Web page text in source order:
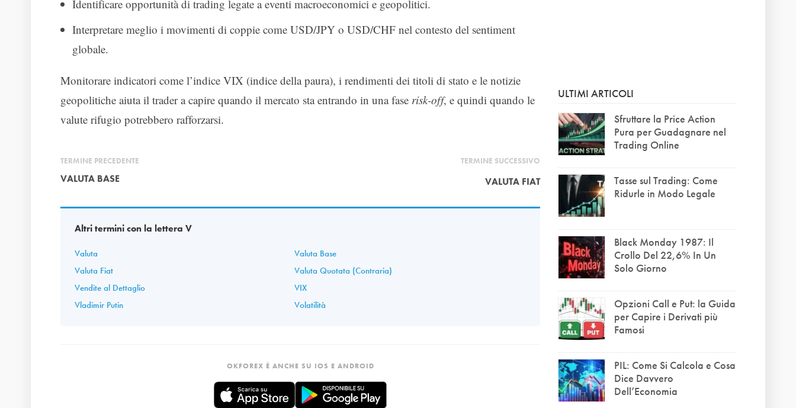
Identificare opportunità di trading legate a eventi macroeconomici e geopolitici.
Interpretare meglio i movimenti di coppie come USD/JPY o USD/CHF nel contesto del sentiment
globale.
Monitorare indicatori come l’indice VIX (indice della paura), i rendimenti dei titoli di stato e le notizie
geopolitiche aiuta il trader a capire quando il mercato sta entrando in una fase risk-off, e quindi quando le
valute rifugio potrebbero rafforzarsi.
TERMINE PRECEDENTE
VALUTA BASE
TERMINE SUCCESSIVO
VALUTA FIAT
Altri termini con la lettera V
Valuta
Valuta Base
Valuta Fiat
Valuta Quotata (Contraria)
Vendite al Dettaglio
VIX
Vladimir Putin
Volatilità
OKFOREX È ANCHE SU IOS E ANDROID
ULTIMI ARTICOLI
Sfruttare la Price Action
Pura per Guadagnare nel
Trading Online
Tasse sul Trading: Come
Ridurle in Modo Legale
Black Monday 1987: Il
Crollo Del 22,6% In Un
Solo Giorno
Opzioni Call e Put: la Guida
per Capire i Derivati più
Famosi
PIL: Come Si Calcola e Cosa
Dice Davvero
Dell’Economia